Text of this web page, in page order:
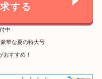
する
中
華な夏の特大号
おすすめ！